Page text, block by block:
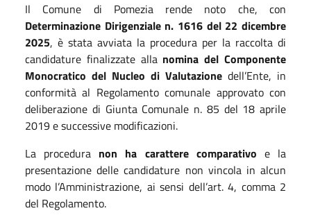
Il Comune di Pomezia rende noto che, con
Determinazione Dirigenziale n. 1616 del 22 dicembre
2025, è stata avviata la procedura per la raccolta di
candidature finalizzate alla nomina del Componente
Monocratico del Nucleo di Valutazione dell’Ente, in
conformità al Regolamento comunale approvato con
deliberazione di Giunta Comunale n. 85 del 18 aprile
2019 e successive modificazioni.
La procedura non ha carattere comparativo e la
presentazione delle candidature non vincola in alcun
modo l’Amministrazione, ai sensi dell’art. 4, comma 2
del Regolamento.